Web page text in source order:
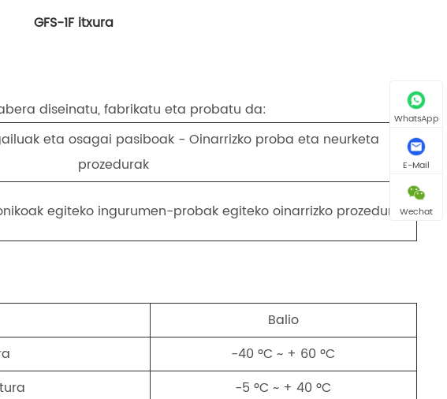
GFS-1F itxura
diseinatu, fabrikatu eta probatu da:
eta osagai pasiboak - Oinarrizko proba eta neurketa
prozedurak
egiteko ingurumen-probak egiteko oinarrizko prozedurak
Balio
-40 ºC ~ + 60 ºC
-5 ºC ~ + 40 ºC
WhatsApp
E-Mail
Wechat